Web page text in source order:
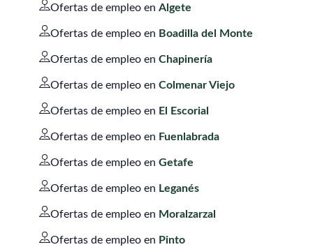
Ofertas de empleo en Algete
Ofertas de empleo en Boadilla del Monte
Ofertas de empleo en Chapinería
Ofertas de empleo en Colmenar Viejo
Ofertas de empleo en El Escorial
Ofertas de empleo en Fuenlabrada
Ofertas de empleo en Getafe
Ofertas de empleo en Leganés
Ofertas de empleo en Moralzarzal
Ofertas de empleo en Pinto